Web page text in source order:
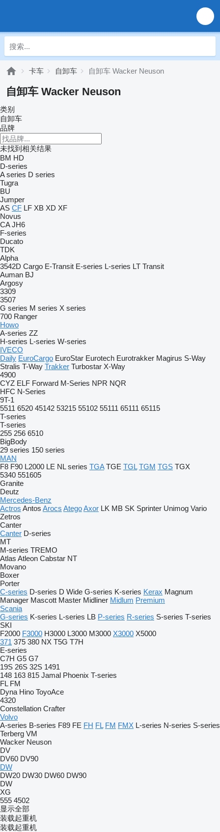
卡车 自卸车 自卸车 Wacker Neuson
自卸车 Wacker Neuson
类别
自卸车
品牌
未找到相关结果
BM HD
D-series
A series D series
Tugra
BU
Jumper
AS CF LF XB XD XF
Novus
CA JH6
F-series
Ducato
TDK
Alpha
3542D Cargo E-Transit E-series L-series LT Transit
Auman BJ
Argosy
3309
3507
G series M series X series
700 Ranger
Howo
A-series ZZ
H-series L-series W-series
IVECO
Daily EuroCargo EuroStar Eurotech Eurotrakker Magirus S-Way
Stralis T-Way Trakker Turbostar X-Way
4900
CYZ ELF Forward M-Series NPR NQR
HFC N-Series
9T-1
5511 6520 45142 53215 55102 55111 65111 65115
T-series
T-series
255 256 6510
BigBody
29 series 150 series
MAN
F8 F90 L2000 LE NL series TGA TGE TGL TGM TGS TGX
5340 551605
Granite
Deutz
Mercedes-Benz
Actros Antos Arocs AtegoAxor LK MB SK Sprinter Unimog Vario
Zetros
Canter
Canter D-series
MT
M-series TREMO
Atlas Atleon Cabstar NT
Movano
Boxer
Porter
C-series D-series D Wide G-series K-series Kerax Magnum
Manager Mascott Master Midliner Midlum Premium
Scania
G-series K-series L-series LB P-series R-series S-series T-series
SKI
F2000 F3000 H3000 L3000 M3000 X3000 X5000
371 375 380 NX T5G T7H
E-series
C7H G5 G7
19S 26S 32S 1491
148 163 815 Jamal Phoenix T-series
FL FM
Dyna Hino ToyoAce
4320
Constellation Crafter
Volvo
A-series B-series F89 FE FH FL FM FMX L-series N-series S-series
Terberg VM
Wacker Neuson
DV
DV60 DV90
DW
DW20 DW30 DW60 DW90
DW
XG
555 4502
显示全部
装载起重机
装载起重机